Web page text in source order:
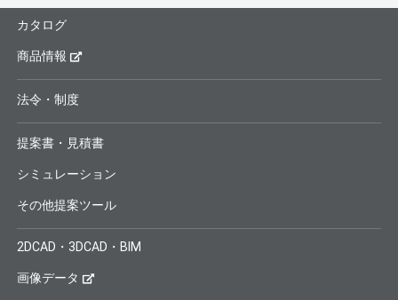
カタログ
商品情報
法令・制度
提案書・見積書
シミュレーション
その他提案ツール
2DCAD・3DCAD・BIM
画像データ